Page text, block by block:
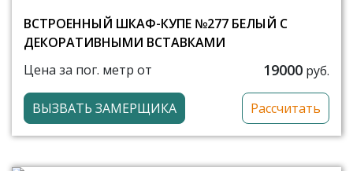
ВСТРОЕННЫЙ ШКАФ-КУПЕ №277 БЕЛЫЙ С
ДЕКОРАТИВНЫМИ ВСТАВКАМИ
Цена за пог. метр от
19000 руб.
ВЫЗВАТЬ ЗАМЕРЩИКА Рассчитать